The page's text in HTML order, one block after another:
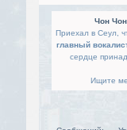
Чон
Приехал в Сеул,
главный
сердце
Ищите